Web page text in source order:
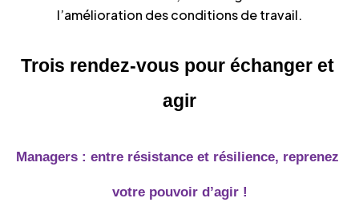
l’amélioration des conditions de travail.
Trois rendez-vous pour échanger et
agir
Managers : entre résistance et résilience, reprenez
votre pouvoir d’agir !